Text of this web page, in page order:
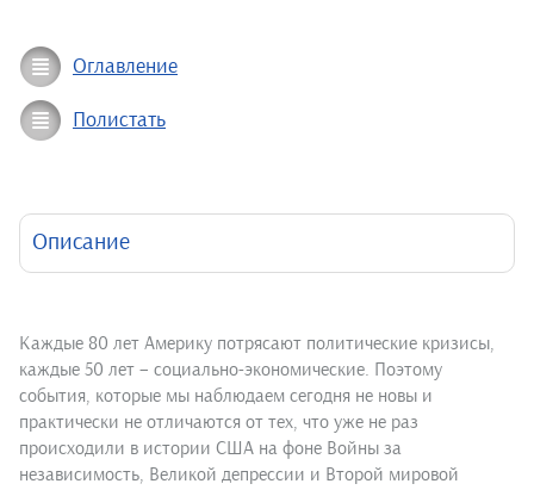
Оглавление
Полистать
Описание
Каждые 80 лет Америку потрясают политические кризисы,
каждые 50 лет – социально-экономические. Поэтому
события, которые мы наблюдаем сегодня не новы и
практически не отличаются от тех, что уже не раз
происходили в истории США на фоне Войны за
независимость, Великой депрессии и Второй мировой